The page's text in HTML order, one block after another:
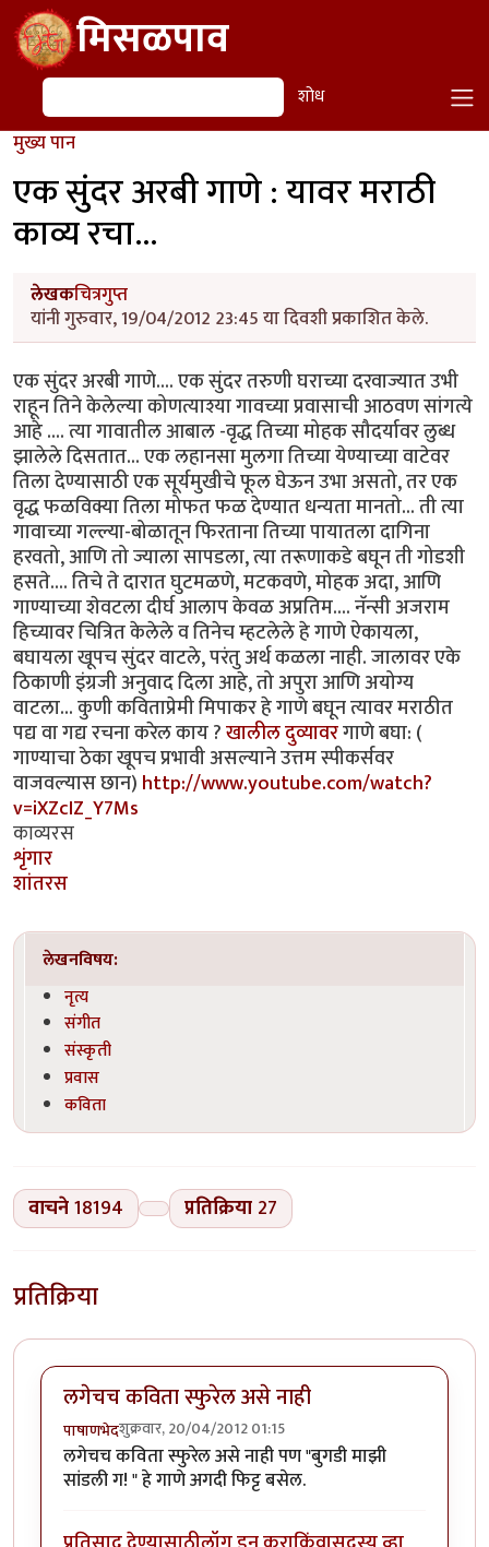
Skip to main contentमिसळपाव
शोध शोध
मुख्य पान
एक सुंदर अरबी गाणे : यावर मराठी
काव्य रचा...
लेखकचित्रगुप्त
यांनी गुरुवार, 19/04/2012 23:45 या दिवशी प्रकाशित केले.
एक सुंदर अरबी गाणे.... एक सुंदर तरुणी घराच्या दरवाज्यात उभी
राहून तिने केलेल्या कोणत्याश्या गावच्या प्रवासाची आठवण सांगत्ये
आहे .... त्या गावातील आबाल -वृद्ध तिच्या मोहक सौदर्यावर लुब्ध
झालेले दिसतात... एक लहानसा मुलगा तिच्या येण्याच्या वाटेवर
तिला देण्यासाठी एक सूर्यमुखीचे फूल घेऊन उभा असतो, तर एक
वृद्ध फळविक्या तिला मोफत फळ देण्यात धन्यता मानतो... ती त्या
गावाच्या गल्ल्या-बोळातून फिरताना तिच्या पायातला दागिना
हरवतो, आणि तो ज्याला सापडला, त्या तरूणाकडे बघून ती गोडशी
हसते.... तिचे ते दारात घुटमळणे, मटकवणे, मोहक अदा, आणि
गाण्याच्या शेवटला दीर्घ आलाप केवळ अप्रतिम.... नॅन्सी अजराम
हिच्यावर चित्रित केलेले व तिनेच म्हटलेले हे गाणे ऐकायला,
बघायला खूपच सुंदर वाटले, परंतु अर्थ कळला नाही. जालावर एके
ठिकाणी इंग्रजी अनुवाद दिला आहे, तो अपुरा आणि अयोग्य
वाटला... कुणी कविताप्रेमी मिपाकर हे गाणे बघून त्यावर मराठीत
पद्य वा गद्य रचना करेल काय ?खालील दुव्यावरगाणे बघा: (
गाण्याचा ठेका खूपच प्रभावी असल्याने उत्तम स्पीकर्सवर
वाजवल्यास छान)http://www.youtube.com/watch?
v=iXZcIZ_Y7Ms
काव्यरस
शृंगार
शांतरस
लेखनविषय:
नृत्य
संगीत
संस्कृती
प्रवास
कविता
वाचने18194 प्रतिक्रिया 27
प्रतिक्रिया
लगेचच कविता स्फुरेल असे नाही
पाषाणभेदशुक्रवार, 20/04/2012 01:15
लगेचच कविता स्फुरेल असे नाही पण "बुगडी माझी
सांडली ग! " हे गाणे अगदी फिट्ट बसेल.